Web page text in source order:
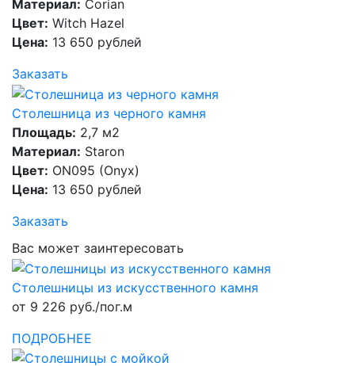
Материал: Corian
Цвет: Witch Hazel
Цена: 13 650 рублей
Заказать
Столешница из черного камня
Площадь: 2,7 м2
Материал: Staron
Цвет: ON095 (Onyx)
Цена: 13 650 рублей
Заказать
Вас может заинтересовать
Столешницы из искусственного камня
от 9 226 руб./пог.м
ПОДРОБНЕЕ